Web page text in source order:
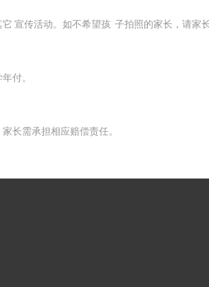
宣传活动。如不希望孩 子拍照的家长，请家长
付。
长需承担相应赔偿责任。